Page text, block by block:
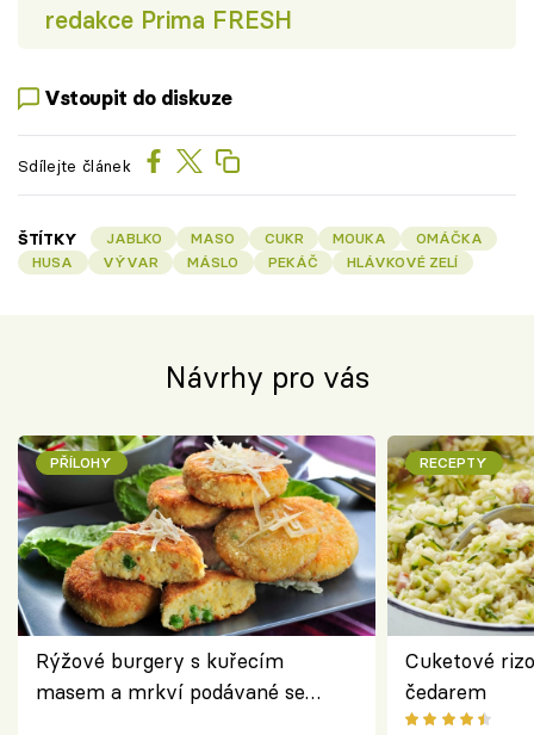
redakce Prima FRESH
Vstoupit do diskuze
Sdílejte článek
ŠTÍTKY JABLKO MASO CUKR MOUKA
OMÁČKA
HUSA
VÝVAR MÁSLO PEKÁČ HLÁVKOVÉ ZELÍ
Návrhy pro vás
PŘÍLOHY
Rýžové burgery s kuřecím
masem a mrkví podávané se
RECEPTY
Cuketové
čedarem